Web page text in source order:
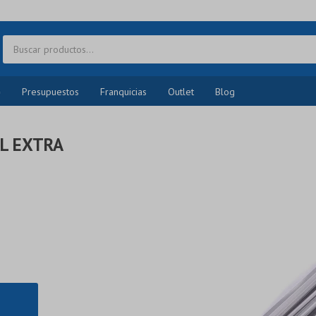
Presupuestos Franquicias Outlet Blog
EXTRA